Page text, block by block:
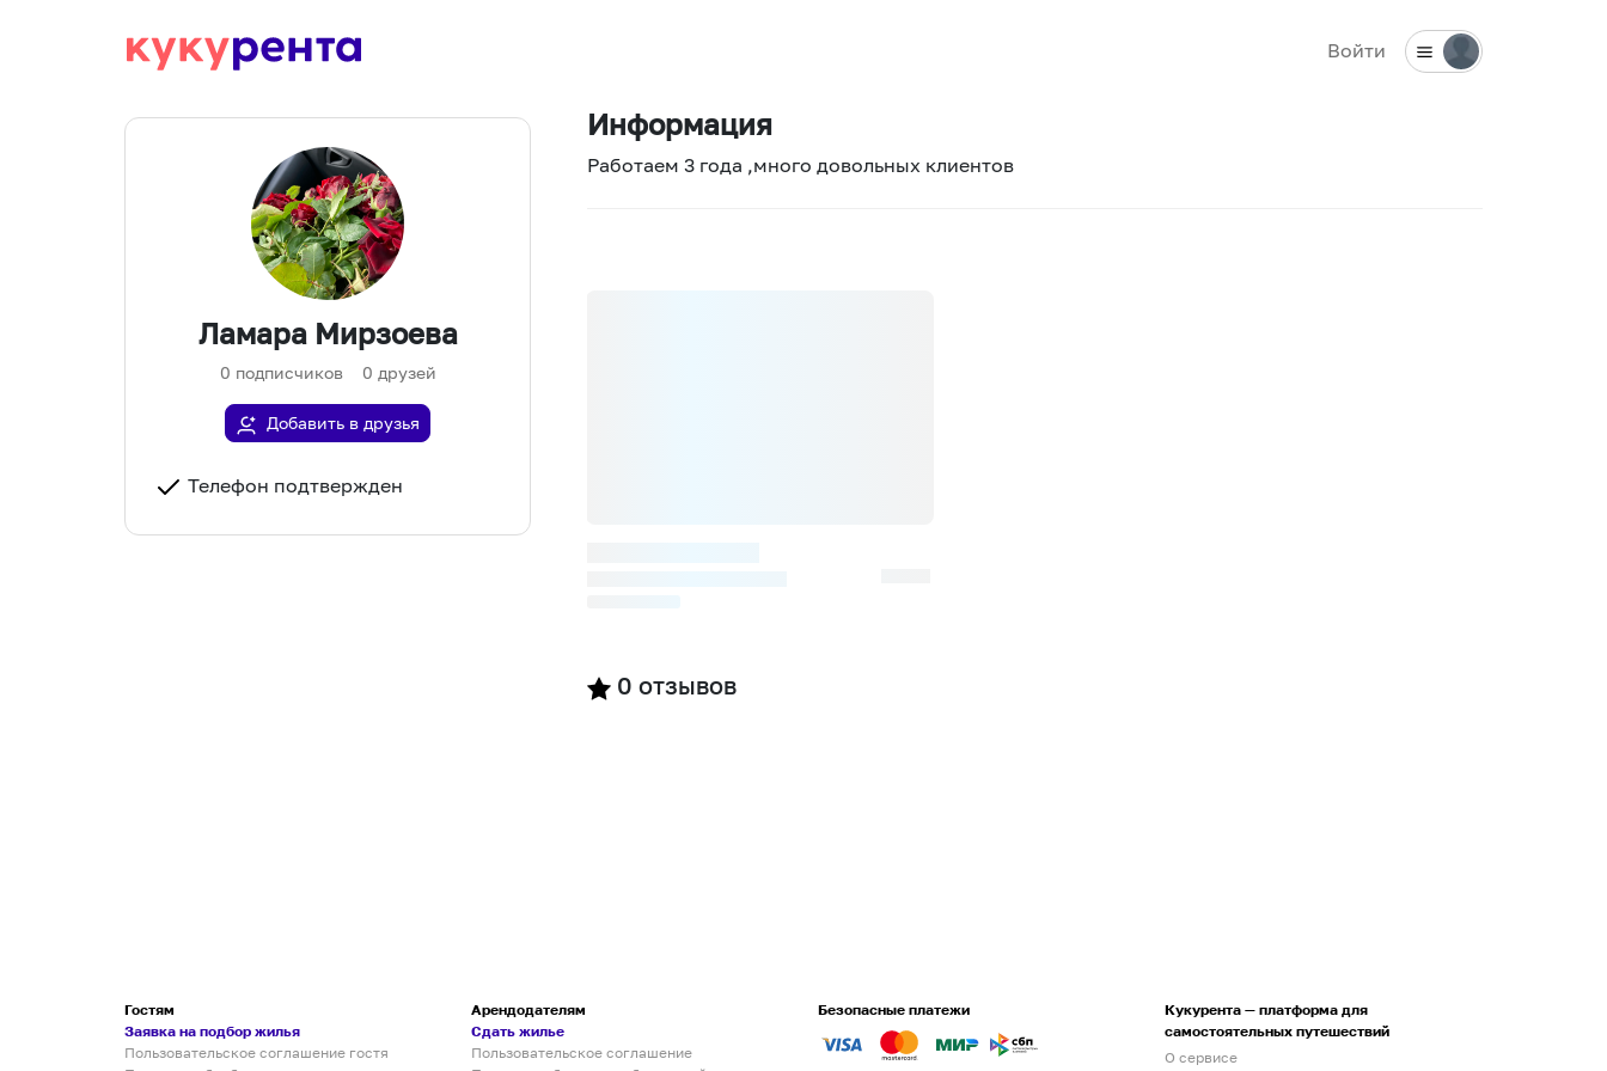
Войти
Ламара Мирзоева
0 подписчиков 0 друзей
Добавить в друзья
Телефон подтвержден
Информация
Работаем 3 года ,много довольных клиентов
0 отзывов
Гостям
Заявка на подбор жилья
Пользовательское соглашение гостя
Арендодателям
Сдать жилье
Пользовательское соглашение
Безопасные платежи
Кукурента — платформа для
самостоятельных путешествий
О сервисе